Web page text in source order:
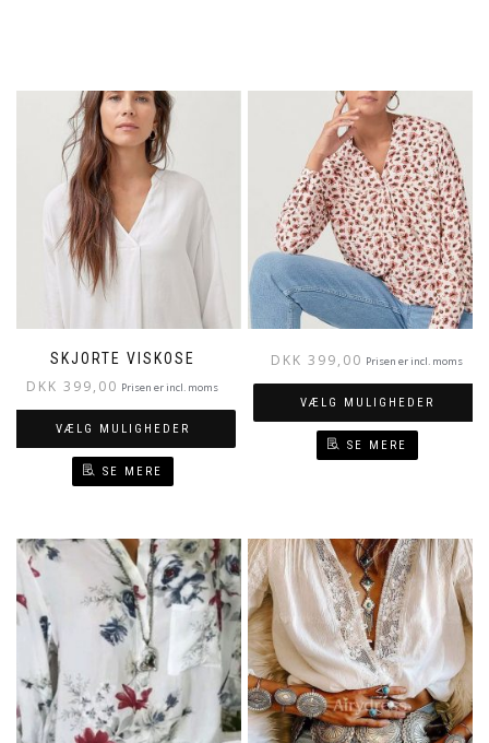
SKJORTE VISKOSE
DKK 399,00 Prisen er incl. moms
VÆLG MULIGHEDER
SE MERE
DKK 399,00 Prisen er incl. moms
VÆLG MULIGHEDER
SE MERE